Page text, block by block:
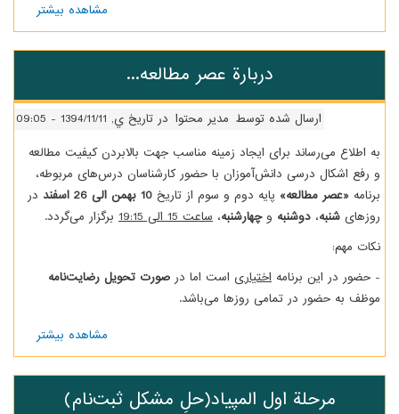
مشاهده بیشتر
درباره
استرس...
دربارة عصر مطالعه...
ارسال شده توسطمدیر محتوادر تاریخ ي, 1394/11/11 - 09:05
می‌رساند برای ایجاد زمینه مناسب جهت بالابردن کیفیت مطالعه
درسی دانش‌آموزان با حضور کارشناسان درس‌های مربوطه،
مطالعه»پایه دوم و سوم از تاریخ10 بهمن الی 26 اسفند
در
شنبه،دوشنبهو چهارشنبه ، ساعت 15 الی 19:15
برگزار می‌گردد.
این برنامه اختیاریاست اما درصورت تحویل رضایت‌نامه
حضور در تمامی روزها می‌باشد.
مشاهده بیشتر
درباره
مطالعه...
مرحلة اول المپیاد(حلِ مشکل ثبت‌نام)